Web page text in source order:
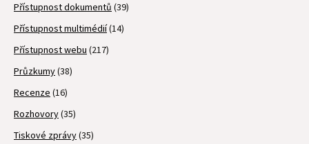
Přístupnost dokumentů (39)
Přístupnost multimédií(14)
Přístupnost webu (217)
Průzkumy(38)
Recenze (16)
Rozhovory(35)
Tiskové zprávy(35)